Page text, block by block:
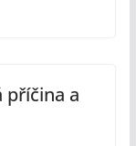
příčina a